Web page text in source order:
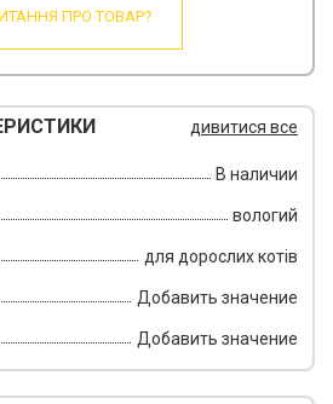
ПРО ТОВАР?
дивитися все
В наличии
вологий
для дорослих котів
Добавить значение
Добавить значение